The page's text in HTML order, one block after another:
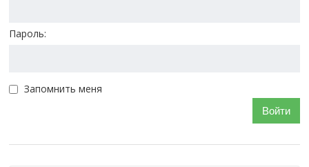
Пароль:
Запомнить меня
Войти